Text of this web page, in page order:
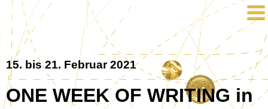
15. bis 21. Februar 2021
ONE WEEK OF WRITING in